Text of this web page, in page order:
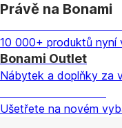
Právě na Bonami
10 000+ produktů nyní
Bonami Outlet
Nábytek a doplňky za
Ušetřete na novém